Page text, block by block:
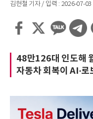
김현철 기자 / 입력 : 2026-07-03
48만126대 인도해
자동차 회복이 AI·로